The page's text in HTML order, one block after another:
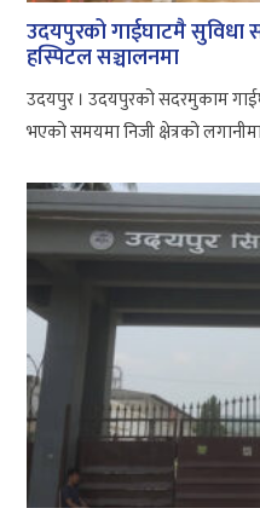
उदयपुरको गाईघाटमै सुविधा
हस्पिटल सञ्चालनमा
उदयपुर । उदयपुरको सदरमुकाम
भएको समयमा निजी क्षेत्रको